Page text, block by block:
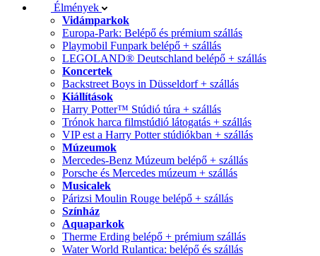
Élmények
Vidámparkok
Europa-Park: Belépő és prémium szállás
Playmobil Funpark belépő + szállás
LEGOLAND® Deutschland belépő + szállás
Koncertek
Backstreet Boys in Düsseldorf + szállás
Kiállítások
Harry Potter™ Stúdió túra + szállás
Trónok harca filmstúdió látogatás + szállás
VIP est a Harry Potter stúdiókban + szállás
Múzeumok
Mercedes-Benz Múzeum belépő + szállás
Porsche és Mercedes múzeum + szállás
Musicalek
Párizsi Moulin Rouge belépő + szállás
Színház
Aquaparkok
Therme Erding belépő + prémium szállás
Water World Rulantica: belépő és szállás